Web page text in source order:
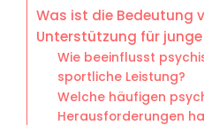
Was ist die Bedeutung
Unterstützung für
Wie beeinflusst
sportliche Leistung?
Welche häufigen
Herausforderungen